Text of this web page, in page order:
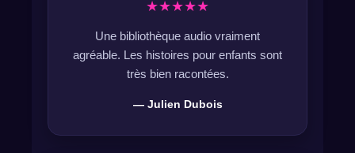
★★★★★
Une bibliothèque audio vraiment
agréable. Les histoires pour enfants sont
très bien racontées.
— Julien Dubois